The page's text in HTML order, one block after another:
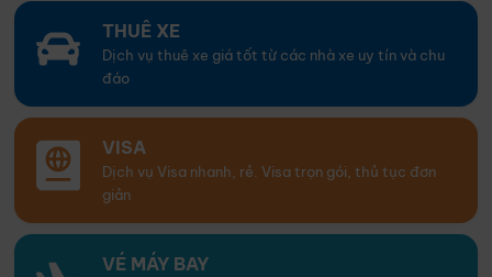
THUÊ XE
Dịch vụ thuê xe giá tốt từ các nhà xe uy tín và chu
đáo
VISA
Dịch vụ Visa nhanh, rẻ. Visa trọn gói, thủ tục đơn
giản
VÉ MÁY BAY